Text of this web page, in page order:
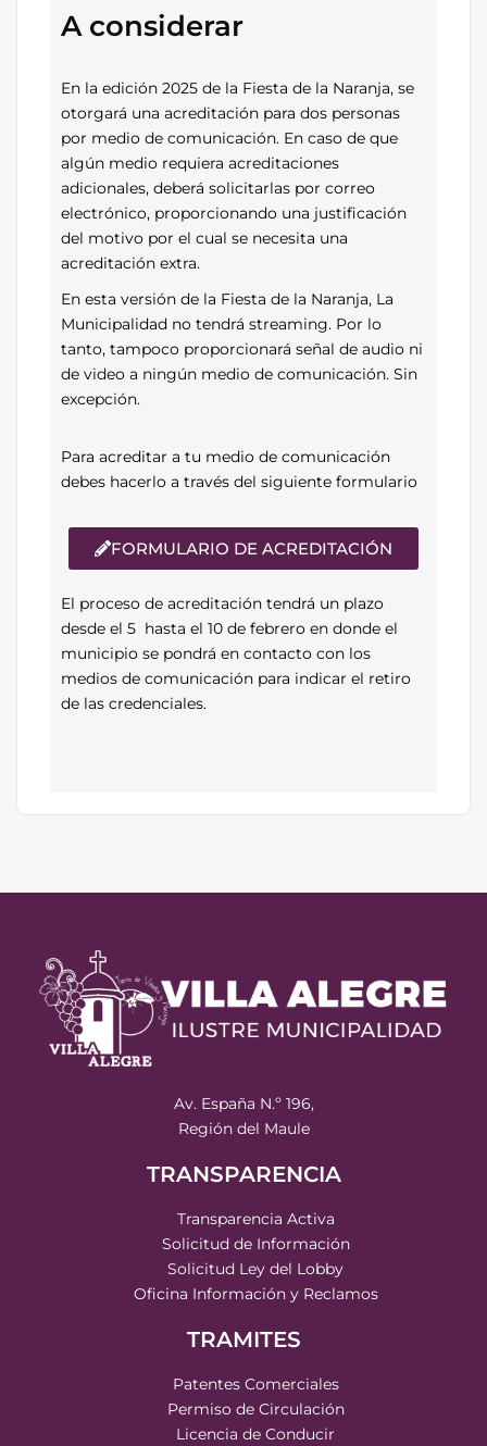
A considerar
En la edición 2025 de la Fiesta de la Naranja, se
otorgará una acreditación para dos personas
por medio de comunicación. En caso de que
algún medio requiera acreditaciones
adicionales, deberá solicitarlas por correo
electrónico, proporcionando una justificación
del motivo por el cual se necesita una
acreditación extra.
En esta versión de la Fiesta de la Naranja, La
Municipalidad no tendrá streaming. Por lo
tanto, tampoco proporcionará señal de audio ni
de video a ningún medio de comunicación. Sin
excepción.
Para acreditar a tu medio de comunicación
debes hacerlo a través del siguiente formulario
FORMULARIO DE ACREDITACIÓN
El proceso de acreditación tendrá un plazo
desde el 5 hasta el 10 de febrero en donde el
municipio se pondrá en contacto con los
medios de comunicación para indicar el retiro
de las credenciales.
Av. España N.º 196,
Región del Maule
TRANSPARENCIA
Transparencia Activa
Solicitud de Información
Solicitud Ley del Lobby
Oficina Información y Reclamos
TRAMITES
Patentes Comerciales
Permiso de Circulación
Licencia de Conducir